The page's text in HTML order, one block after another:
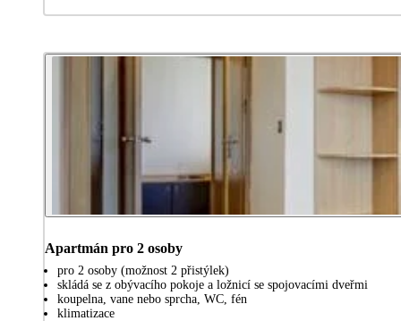
Apartmán pro 2 osoby
pro 2 osoby (možnost 2 přistýlek)
skládá se z obývacího pokoje a ložnicí se spojovacími dveřmi
koupelna, vane nebo sprcha, WC, fén
klimatizace